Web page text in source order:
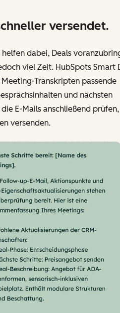
versendet.
dabei, Deals
viel Zeit. HubSpots Smart
Transkripten passende
und nächsten
E-Mails anschließend
versenden.